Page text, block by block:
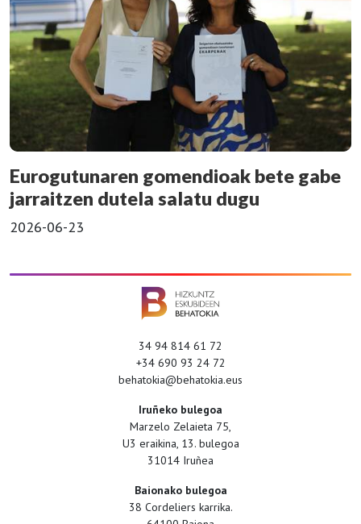
Eurogutunaren gomendioak bete gabe
jarraitzen dutela salatu dugu
2026-06-23
34 94 814 61 72
+34 690 93 24 72
behatokia@behatokia.eus
Iruñeko bulegoa
Marzelo Zelaieta 75,
U3 eraikina, 13. bulegoa
31014 Iruñea
Baionako bulegoa
38 Cordeliers karrika.